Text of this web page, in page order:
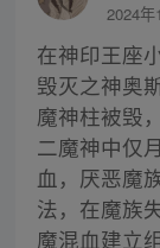
2024年
在神印王座
毁灭之神奥
魔神柱被毁
二魔神中仅
血，厌恶魔
法，在魔族
魔混血建立